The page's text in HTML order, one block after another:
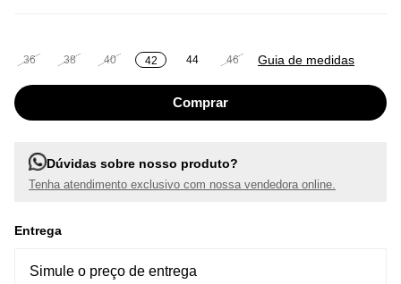
36 38 40 42 44 46 Guia de medidas
Dúvidas sobre nosso produto?
Tenha atendimento exclusivo com nossa vendedora online.
Entrega
Entregas para o CEP:
Simule o preço de entrega